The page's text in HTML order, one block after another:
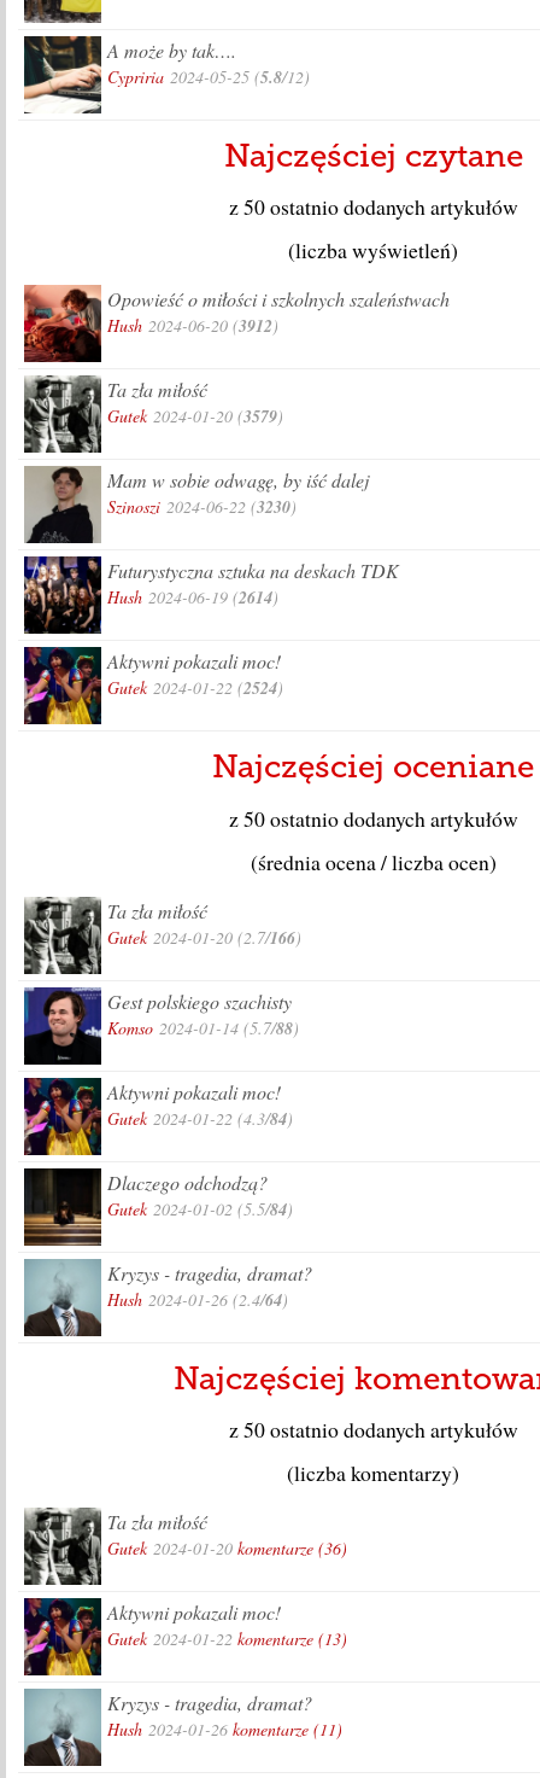
A może by tak….
Cypriria 2024-05-25(5.8/12)
Najczęściej czytane
z 50 ostatnio dodanych artykułów
(liczba wyświetleń)
Opowieść o miłości i szkolnych szaleństwach
Hush 2024-06-20(3912)
Ta zła miłość
Gutek 2024-01-20(3579)
Mam w sobie odwagę, by iść dalej
Szinoszi 2024-06-22(3230)
Futurystyczna sztuka na deskach TDK
Hush 2024-06-19(2614)
Aktywni pokazali moc!
Gutek 2024-01-22(2524)
Najczęściej oceniane
z 50 ostatnio dodanych artykułów
(średnia ocena / liczba ocen)
Ta zła miłość
Gutek 2024-01-20(2.7/166)
Gest polskiego szachisty
Komso 2024-01-14(5.7/88)
Aktywni pokazali moc!
Gutek 2024-01-22(4.3/84)
Dlaczego odchodzą?
Gutek 2024-01-02(5.5/84)
Kryzys - tragedia, dramat?
Hush 2024-01-26(2.4/64)
Najczęściej
z 50 ostatnio dodanych artykułów
(liczba komentarzy)
Ta zła miłość
Gutek 2024-01-20 komentarze (36)
Aktywni pokazali moc!
Gutek 2024-01-22 komentarze (13)
Kryzys - tragedia, dramat?
Hush 2024-01-26 komentarze (11)